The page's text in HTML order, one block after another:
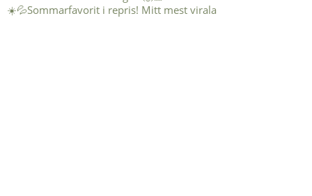
☀️💦Sommarfavorit i repris! Mitt mest virala